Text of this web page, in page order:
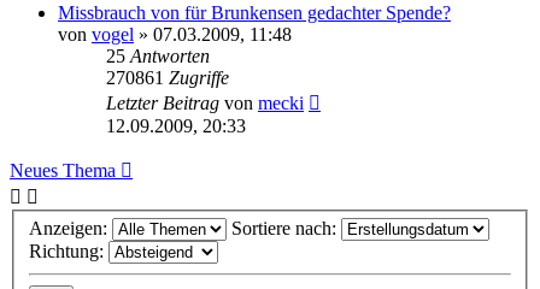
Missbrauch von für Brunkensen gedachter Spende?
von vogel » 07.03.2009, 11:48
25 Antworten
270861 Zugriffe
Letzter Beitrag von mecki
12.09.2009, 20:33
Neues Thema
Anzeigen:
Sortiere nach:
Richtung: